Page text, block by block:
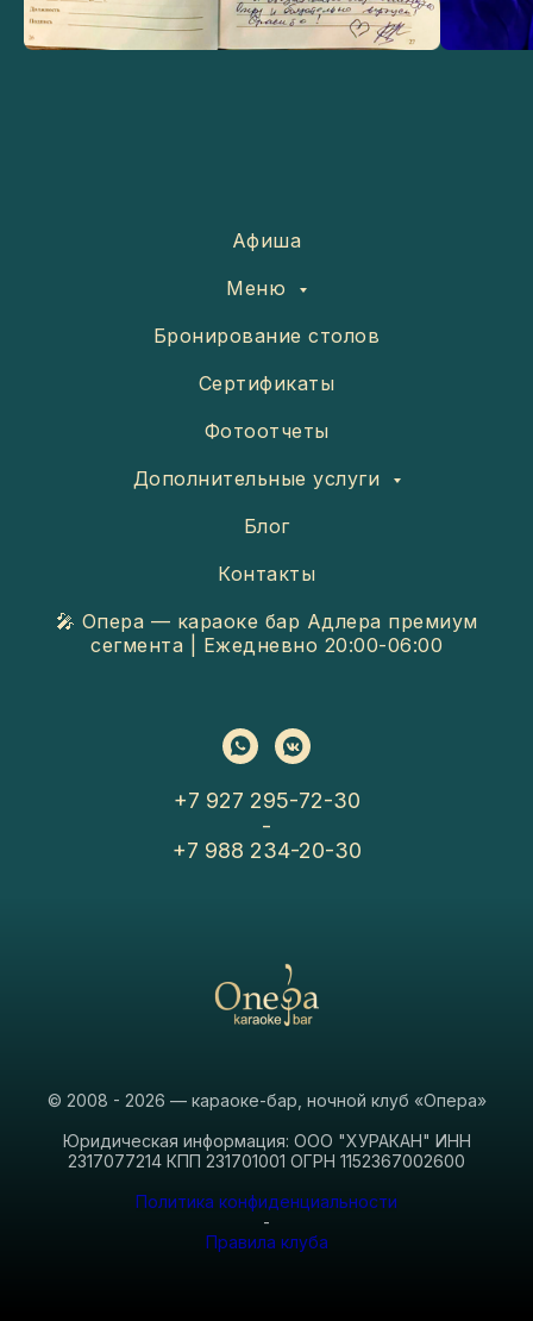
Афиша
Меню
Бронирование столов
Сертификаты
Фотоотчеты
Дополнительные услуги
Блог
Контакты
🎤 Опера — караоке бар Адлера премиум
сегмента | Ежедневно 20:00-06:00
+7 927 295-72-30
-
+7 988 234-20-30
© 2008 - 2026 — караоке-бар, ночной клуб «Опера»
Юридическая информация: ООО "ХУРАКАН" ИНН
2317077214 КПП 231701001 ОГРН 1152367002600
Политика конфиденциальности
-
Правила клуба